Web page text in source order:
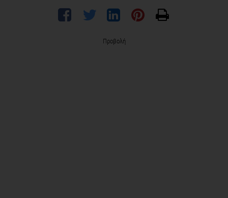
Προβολή